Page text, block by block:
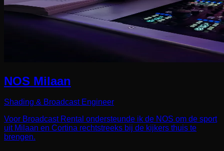
NOS Milaan
Shading & Broadcast Engineer
Voor Broadcast Rental ondersteunde ik de NOS om de sport
uit Milaan en Cortina rechtstreeks bij de kijkers thuis te
brengen.